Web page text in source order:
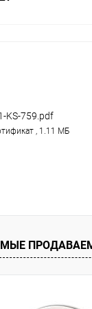
KS-759.pdf
, 1.11 МБ